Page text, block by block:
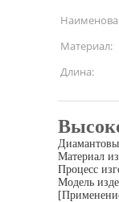
Материал:
Длина:
Материал
Процесс
Модель